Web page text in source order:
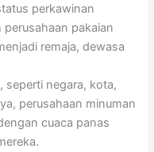
perkawinan
pakaian
remaja, dewasa
seperti negara, kota,
perusahaan minuman
cuaca panas